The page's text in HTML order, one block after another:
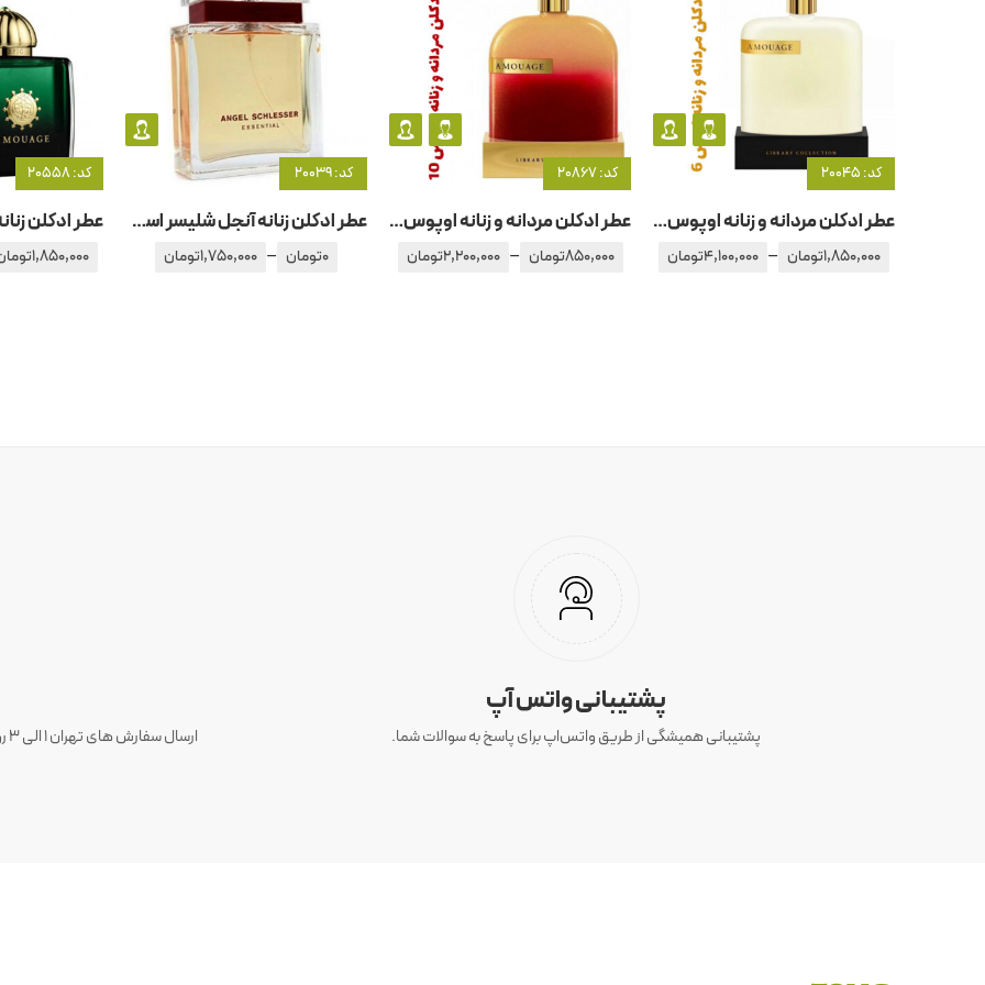
کد: 20045
عطر ادکلن مردانه و زنانه اوپوس – اپوس 6 آمواج – آمواژ
1,850,000تومان –
4,100,000تومان
کد: 20867
عطر ادکلن مردانه و زنانه اوپوس – اپوس ۱0 آمواج – آمواژ
850,000تومان –
2,200,000تومان
کد: 20039
عطر ادکلن زنانه آنجل شلیسر اسنشیال
0تومان –
1,750,000تومان
کد: 20558
1,850,000
پشتیبانی واتس آپ
پشتیبانی همیشگی از طریق واتس‌اپ برای پاسخ به سوالات شما.